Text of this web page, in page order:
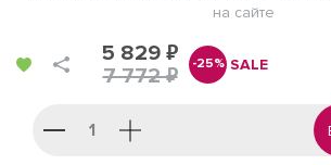
на сайте
5 829 ₽
7 772 ₽
-25% SALE